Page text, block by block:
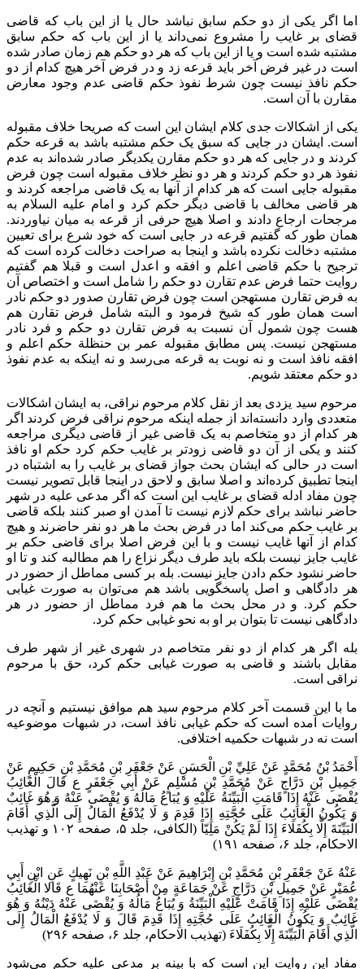
اما اگر یکی از دو حکم سابق نباشد حال یا از این باب که قاضی
قضای بر غایب را مشروع نمی‌داند یا از این باب که حکم سابق
مشتبه شده است و یا از این باب که هر دو حکم هم زمان صادر شده
است در غیر فرض آخر باید قرعه زد و در فرض آخر هیچ کدام از دو
حکم نافذ نیست چون شرط نفوذ حکم قاضی عدم وجود معارض
مقارن با آن است.
یکی از اشکالات جدی کلام ایشان این است که صریحا خلاف مقبوله
است. ایشان در جایی که سبق یک حکم مشتبه باشد به قرعه حکم
کردند و در جایی که هر دو حکم مقارن یکدیگر صادر شده‌اند به عدم
نفوذ هر دو حکم کردند و هر دو نظر خلاف مقبوله است چون فرض
مقبوله جایی است که هر کدام از آنها به یک قاضی مراجعه کردند و
هر قاضی مخالف با قاضی دیگر حکم کرد و امام علیه السلام به
مرجحات ارجاع دادند و اصلا هیچ حرفی از قرعه به میان نیاوردند.
همان طور که گفتیم قرعه در جایی است که خود شرع برای تعیین
مشتبه دخالت نکرده باشد و اینجا به صراحت دخالت کرده است که
ترجیح با حکم قاضی اعلم و افقه و اعدل است و قبلا هم گفتیم
روایت حتما فرض عدم تقارن دو حکم را شامل است و اختصاص آن
به فرض تقارن مستهجن است چون فرض تقارن صدور دو حکم نادر
است همان طور که شیخ فرمود و البته شامل فرض تقارن هم
هست چون شمول آن نسبت به فرض تقارن دو حکم و فرد نادر
مستهجن نیست. پس مطابق مقبوله عمر بن حنظلة حکم اعلم و
افقه نافذ است و نه نوبت به قرعه می‌رسد و نه اینکه به عدم نفوذ
دو حکم معتقد شویم.
مرحوم سید یزدی بعد از نقل کلام مرحوم نراقی، به ایشان اشکالات
متعددی وارد دانسته‌اند از جمله اینکه مرحوم نراقی فرض کردند اگر
هر کدام از دو متخاصم به یک قاضی غیر از قاضی دیگری مراجعه
کنند و یکی از آن دو قاضی زودتر بر غایب حکم کرد حکم او نافذ
است در حالی که ایشان بحث جواز قضای بر غایب را به اشتباه در
اینجا تطبیق کرده‌اند و اصلا سابق و لاحق در اینجا قابل تصویر نیست
چون مفاد ادله قضای بر غایب این است که اگر مدعی علیه در شهر
حاضر نباشد برای حکم لازم نیست تا آمدن او صبر کنند بلکه قاضی
بر غایب حکم می‌کند اما در فرض بحث ما هر دو نفر حاضرند و هیچ
کدام از آنها غایب نیست و با این فرض اصلا برای قاضی حکم بر
غایب جایز نیست بلکه باید طرف دیگر نزاع را هم مطالبه کند و تا او
حاضر نشود حکم دادن جایز نیست. بله بر کسی مماطل از حضور در
هر دادگاهی و اصل پاسخگویی باشد هم می‌توان به صورت غیابی
حکم کرد. و در محل بحث ما هم فرد مماطل از حضور در هر
دادگاهی نیست تا بتوان بر او به نحو غیابی حکم کرد.
بله اگر هر کدام از دو نفر متخاصم در شهری غیر از شهر طرف
مقابل باشند و قاضی به صورت غیابی حکم کرد، حق با مرحوم
نراقی است.
ما با این قسمت آخر کلام مرحوم سید هم موافق نیستیم و آنچه در
روایات آمده است که حکم غیابی نافذ است، در شبهات موضوعیه
است نه در شبهات حکمیه اختلافی.
أَحْمَدُ بْنُ مُحَمَّدٍ عَنْ عَلِيِّ بْنِ الْحَسَنِ عَنْ جَعْفَرِ بْنِ مُحَمَّدِ بْنِ حَكِيمٍ عَنْ
جَمِيلِ بْنِ دَرَّاجٍ عَنْ مُحَمَّدِ بْنِ مُسْلِمٍ عَنْ أَبِي جَعْفَرٍ ع قَالَ الْغَائِبُ
يُقْضَى عَنْهُ إِذَا قَامَتِ الْبَيِّنَةُ عَلَيْهِ وَ يُبَاعُ مَالُهُ وَ يُقْضَى عَنْهُ وَ هُوَ غَائِبٌ
وَ يَكُونُ الْغَائِبُ عَلَى حُجَّتِهِ إِذَا قَدِمَ وَ لَا يُدْفَعُ الْمَالُ إِلَى الَّذِي أَقَامَ
الْبَيِّنَةَ إِلَّا بِكُفَلَاءَ إِذَا لَمْ يَكُنْ مَلِيّاً (الکافی، جلد ۵، صفحه ۱۰۲ و تهذیب
الاحکام، جلد ۶، صفحه ۱۹۱)
عَنْهُ عَنْ جَعْفَرِ بْنِ مُحَمَّدِ بْنِ إِبْرَاهِيمَ عَنْ عَبْدِ اللَّهِ بْنِ نَهِيكٍ عَنِ ابْنِ أَبِي
عُمَيْرٍ عَنْ جَمِيلِ بْنِ دَرَّاجٍ عَنْ جَمَاعَةٍ مِنْ أَصْحَابِنَا عَنْهُمَا ع قَالا الْغَائِبُ
يُقْضَى عَلَيْهِ إِذَا قَامَتْ عَلَيْهِ الْبَيِّنَةُ وَ يُبَاعُ مَالُهُ وَ يُقْضَى عَنْهُ دَيْنُهُ وَ هُوَ
غَائِبٌ وَ يَكُونُ الْغَائِبُ عَلَى حُجَّتِهِ إِذَا قَدِمَ قَالَ وَ لَا يُدْفَعُ الْمَالُ إِلَى
الَّذِي أَقَامَ الْبَيِّنَةَ إِلَّا بِكُفَلَاءَ‌ (تهذیب الاحکام، جلد ۶، صفحه ۲۹۶)
مفاد این روایت این است که با بینه بر مدعی علیه حکم می‌شود